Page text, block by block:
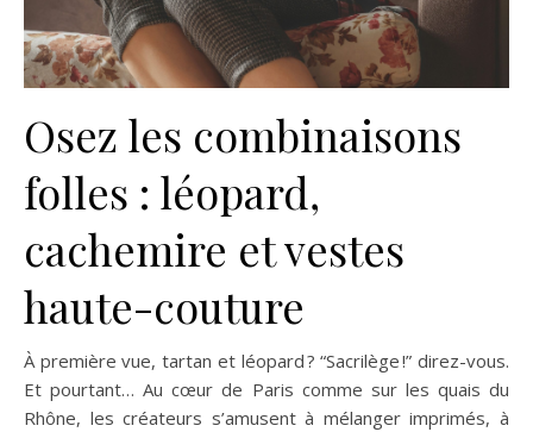
Osez les combinaisons
folles : léopard,
cachemire et vestes
haute-couture
À première vue, tartan et léopard ? “Sacrilège !” direz-vous.
Et pourtant… Au cœur de Paris comme sur les quais du
Rhône, les créateurs s’amusent à mélanger imprimés, à